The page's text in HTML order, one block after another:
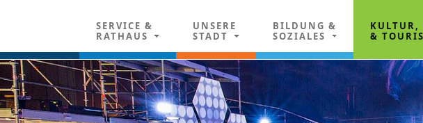
SERVICE &
RATHAUS
UNSERE
STADT
BILDUNG &
SOZIALES
KULTUR,
&